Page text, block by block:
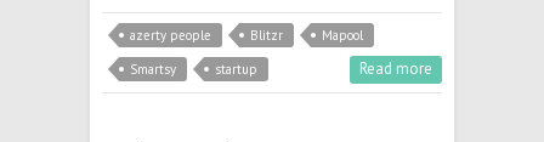
azerty people Blitzr
Mapool
Smartsy
startup Read more